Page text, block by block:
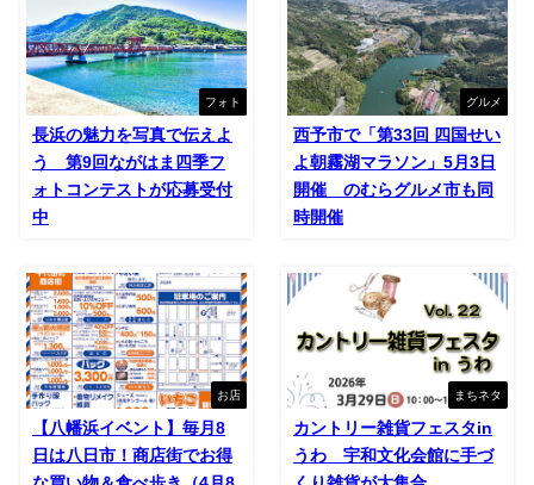
フォト
長浜の魅力を写真で伝えよ
う 第9回ながはま四季フ
ォトコンテストが応募受付
中
グルメ
西予市で「第33回 四国せい
よ朝霧湖マラソン」5月3日
開催 のむらグルメ市も同
時開催
お店
【八幡浜イベント】毎月8
日は八日市！商店街でお得
まちネタ
カントリー雑貨フェスタin
うわ 宇和文化会館に手づ